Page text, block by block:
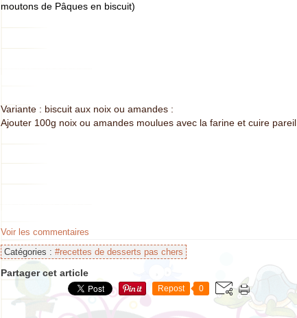
moutons de Pâques en biscuit)
Variante : biscuit aux noix ou amandes :
Ajouter 100g noix ou amandes moulues avec la farine et cuire pareil
Voir les commentaires
Catégories : #recettes de desserts pas chers
Partager cet article
Repost 0